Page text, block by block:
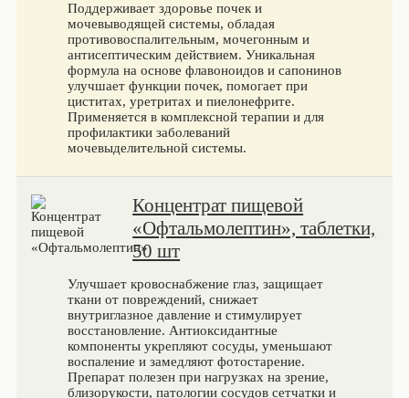
Поддерживает здоровье почек и
мочевыводящей системы, обладая
противовоспалительным, мочегонным и
антисептическим действием. Уникальная
формула на основе флавоноидов и сапонинов
улучшает функции почек, помогает при
циститах, уретритах и пиелонефрите.
Применяется в комплексной терапии и для
профилактики заболеваний
мочевыделительной системы.
Концентрат пищевой
«Офтальмолептин», таблетки,
50 шт
Улучшает кровоснабжение глаз, защищает
ткани от повреждений, снижает
внутриглазное давление и стимулирует
восстановление. Антиоксидантные
компоненты укрепляют сосуды, уменьшают
воспаление и замедляют фотостарение.
Препарат полезен при нагрузках на зрение,
близорукости, патологии сосудов сетчатки и